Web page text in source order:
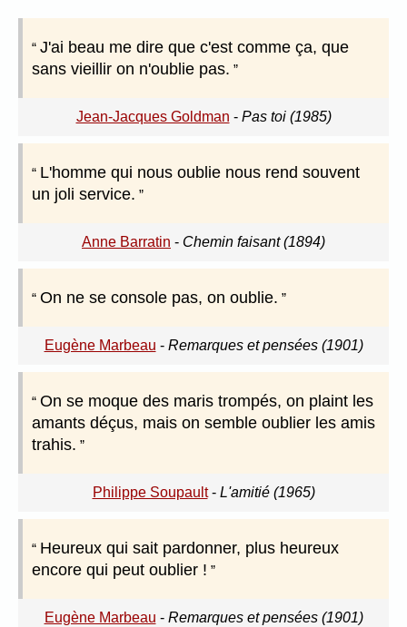
J'ai beau me dire que c'est comme ça, que
sans vieillir on n'oublie pas.
Jean-Jacques Goldman - Pas toi (1985)
L'homme qui nous oublie nous rend souvent
un joli service.
Anne Barratin - Chemin faisant (1894)
On ne se console pas, on oublie.
Eugène Marbeau - Remarques et pensées (1901)
On se moque des maris trompés, on plaint les
amants déçus, mais on semble oublier les amis
trahis.
Philippe Soupault- L'amitié (1965)
Heureux qui sait pardonner, plus heureux
encore qui peut oublier !
Eugène Marbeau - Remarques et pensées (1901)